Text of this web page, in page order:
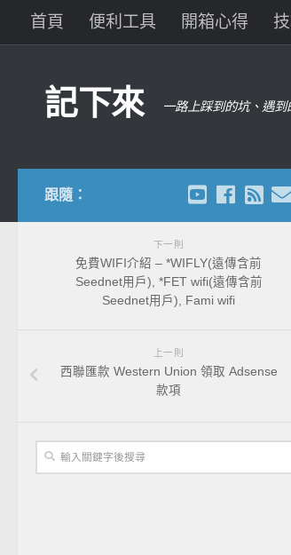
首頁 便利工具 開箱心得
記下來 一路上踩到的坑、遇
跟隨：
下一則
免費WIFI介紹 – *WIFLY(遠傳含前
Seednet用戶), *FET wifi(遠傳含前
Seednet用戶), Fami wifi
上一則
西聯匯款 Western Union 領取 Adsense
款項